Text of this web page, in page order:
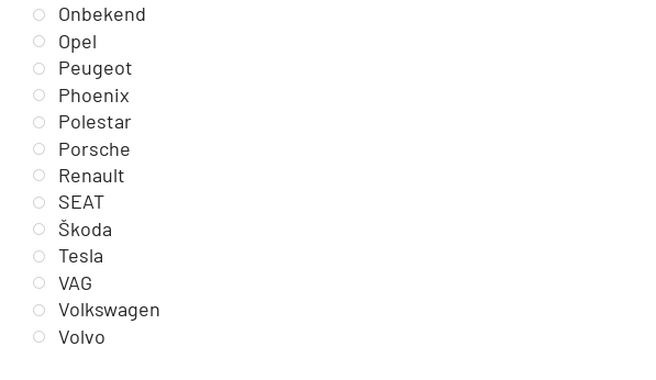
Onbekend
Opel
Peugeot
Phoenix
Polestar
Porsche
Renault
SEAT
Škoda
Tesla
VAG
Volkswagen
Volvo